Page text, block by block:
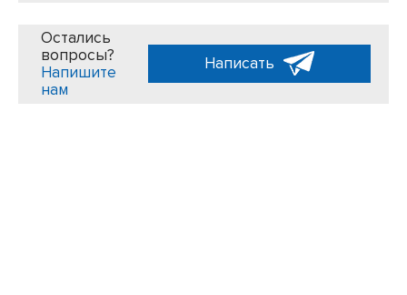
Остались
вопросы?
Напишите
нам
Написать